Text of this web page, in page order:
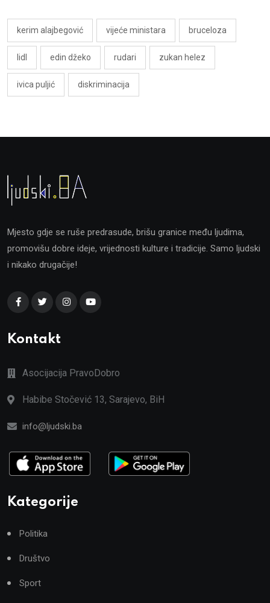
kerim alajbegović vijeće ministara bruceloza
lidl edin džeko rudari zukan helez
ivica puljić diskriminacija
Mjesto gdje se ruše predrasude, brišu granice među ljudima,
promovišu dobre ideje, vrijednosti kulture i tradicije. Samo ljudski
i nikako drugačije!
Kontakt
Asocijacija PravoDobro
Habibe Stočević 13, Sarajevo, BiH
info@ljudski.ba
Kategorije
Politika
Društvo
Sport